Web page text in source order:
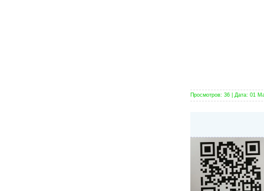
Просмотров: 36 Дата: 01